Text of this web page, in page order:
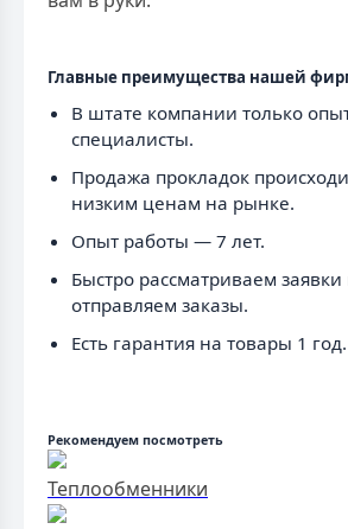
Главные преимущества нашей
В штате компании только
специалисты.
Продажа прокладок
низким ценам на рынке.
Опыт работы — 7 лет.
Быстро рассматриваем заявки
отправляем заказы.
Есть гарантия на товары 1 год.
Рекомендуем посмотреть
Теплообменники